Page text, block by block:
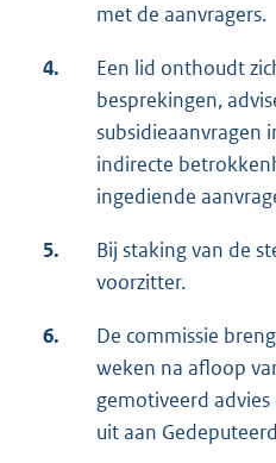
met de aanvragers.
4.
Een lid onthoudt
besprekingen,
subsidieaanvragen
indirecte
ingediende
5.
Bij staking van de
voorzitter.
6.
De commissie
weken na afloop
gemotiveerd
uit aan